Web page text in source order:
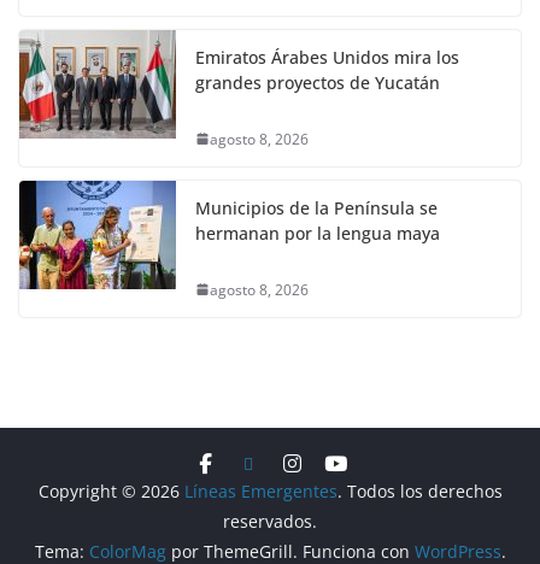
Emiratos Árabes Unidos mira los
grandes proyectos de Yucatán
agosto 8, 2026
Municipios de la Península se
hermanan por la lengua maya
agosto 8, 2026
Copyright © 2026 Líneas Emergentes. Todos los derechos
reservados.
Tema: ColorMagpor ThemeGrill. Funciona con WordPress.